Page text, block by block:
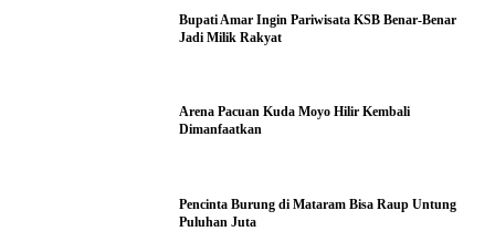
Bupati Amar Ingin Pariwisata KSB Benar-Benar
Jadi Milik Rakyat
Arena Pacuan Kuda Moyo Hilir Kembali
Dimanfaatkan
Pencinta Burung di Mataram Bisa Raup Untung
Puluhan Juta